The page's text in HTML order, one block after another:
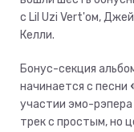
с Lil Uzi Vert'ом,
Келли.
Бонус-секция
начинается с песни
участии эмо-рэпера
трек с простым, но